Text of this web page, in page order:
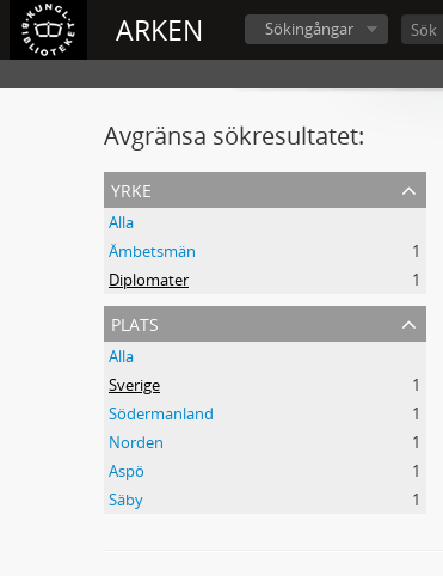
ARKEN Sökingångar
Avgränsa sökresultatet:
yrke
Alla
Ämbetsmän
1
Diplomater
1
plats
Alla
Sverige
1
Södermanland
1
Norden
1
Aspö
1
Säby
1